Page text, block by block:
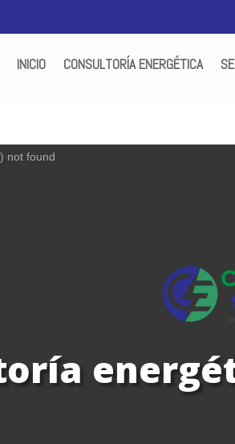
INICIO CONSULTORÍA ENERGÉTICA
not found